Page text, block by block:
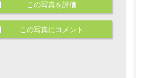
この写真を評価
この写真にコメント